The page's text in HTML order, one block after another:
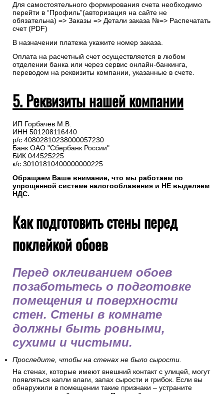
Для самостоятельного формирования счета необходимо
перейти в “Профиль”(авторизация на сайте не
обязательна) => Заказы => Детали заказа №=> Распечатать
счет (PDF)
В назначении платежа укажите номер заказа.
Оплата на расчетный счет осуществляется в любом
отделении банка или через сервис онлайн-банкинга,
переводом на реквизиты компании, указанные в счете.
5. Реквизиты нашей компании
ИП Горбачев М.В.
ИНН 501208116440
р/с 40802810238000057230
Банк ОАО "Сбербанк России"
БИК 044525225
к/с 30101810400000000225
Обращаем Ваше внимание, что мы работаем по
упрощенной системе налогооблажения и НЕ выделяем
НДС.
Как подготовить стены перед
поклейкой обоев
Перед оклеиванием обоев
позаботьтесь о подготовке
помещения и поверхности
стен. Стены в комнате
должны быть ровными,
сухими и чистыми.
Проследите, чтобы на стенах не было сырости.
На стенах, которые имеют внешний контакт с улицей, могут
появляться капли влаги, запах сырости и грибок. Если вы
обнаружили в помещении такие признаки – устраните